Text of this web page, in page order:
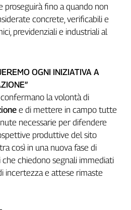
proseguirà fino a quando non
concrete, verificabili e
previdenziali e industriali al
OGNI INIZIATIVA A
la volontà di
e di mettere in campo tutte
necessarie per difendere
produttive del sito
così in una nuova fase di
chiedono segnali immediati
incertezza e attese rimaste